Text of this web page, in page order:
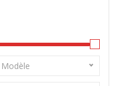
Modèle